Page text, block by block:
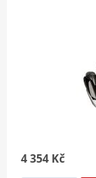
4 354 Kč